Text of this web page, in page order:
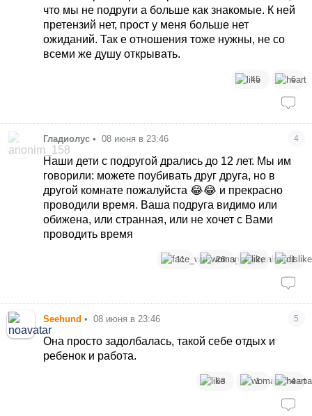
что мы не подруги а больше как знакомые. К ней
претензий нет, прост у меня больше нет
ожиданий. Так е отношения тоже нужны, не со
всеми же душу открывать.
45 6
Гладиолус • 08 июня в 23:46 4
Наши дети с подругой дрались до 12 лет. Мы им
говорили: можете поубивать друг друга, но в
другой комнате пожалуйста 😂😂 и прекрасно
проводили время. Ваша подруга видимо или
обижена, или странная, или не хочет с Вами
проводить время
11 26 2 1
Seehund • 08 июня в 23:46 5
Она просто задолбалась, такой себе отдых и
ребенок и работа.
63 1 4